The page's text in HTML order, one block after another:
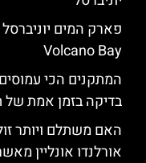
Volcano Bay
המתקנים הכי
בדיקה בזמן אמת של
האם משתלם ויותר
אורלנדו אונליין